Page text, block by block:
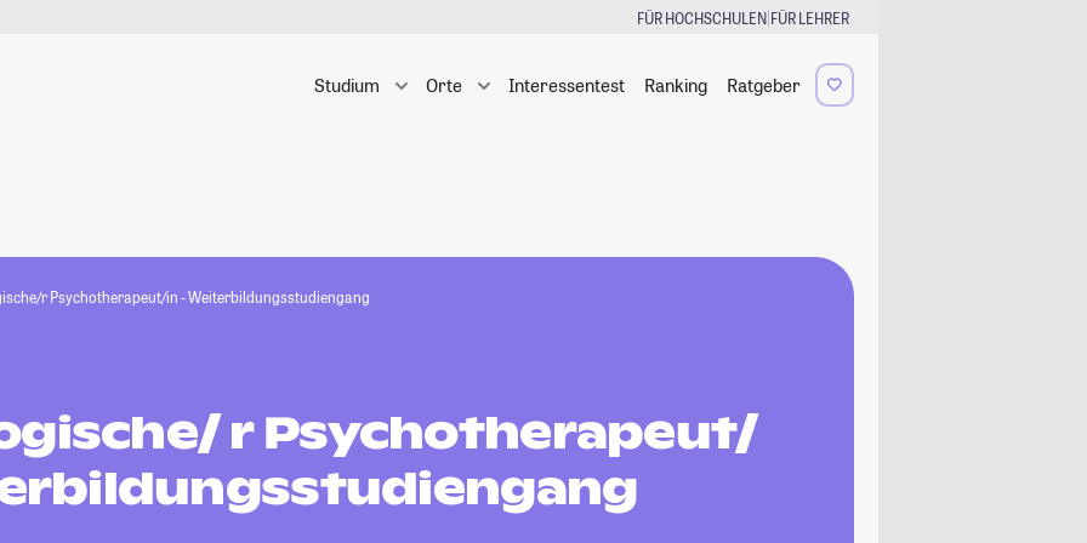
FÜR HOCHSCHULEN|FÜR LEHRER
Studium Orte Interessentest Ranking Ratgeber
r Psychotherapeut/in - Weiterbildungsstudiengang
r Psychotherapeut/